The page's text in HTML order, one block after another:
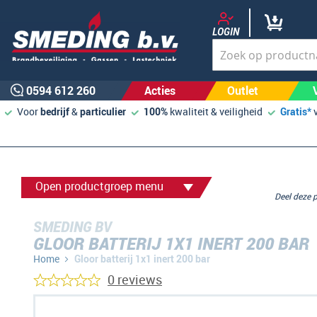
LOGIN
0594 612 260 Acties Outlet
Voorbedrijf&particulier 100% kwaliteit & veiligheid Gratis*
Open productgroep menu
SMEDING BV
GLOOR BATTERIJ 1X1 INERT 200 BAR
Home Gloor batterij 1x1 inert 200 bar
Deel
0 reviews
Ga